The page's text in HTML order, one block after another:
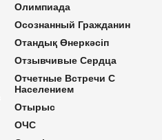
Олимпиада
Осознанный Гражданин
Отандық Өнеркәсіп
Отзывчивые Сердца
Отчетные Встречи С
Населением
Отырыс
ОЧС